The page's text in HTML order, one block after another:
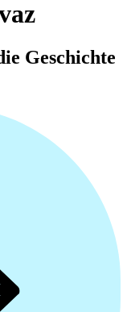
Geschichte